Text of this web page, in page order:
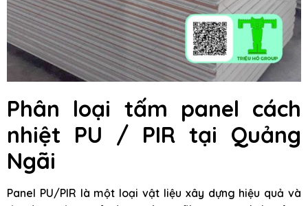
Phân loại tấm panel cách
nhiệt PU / PIR tại Quảng
Ngãi
Panel PU/PIR là một loại vật liệu xây dựng hiệu quả và